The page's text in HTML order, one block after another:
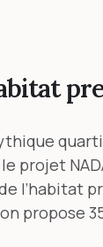
projet
l’habitat
propose